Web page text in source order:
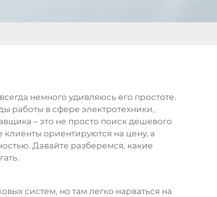
немного удивляюсь его простоте.
работы в сфере электротехники,
– это не просто поиск дешевого
ориентируются на цену, а
Давайте разберемся, какие
систем, но там легко нарваться на